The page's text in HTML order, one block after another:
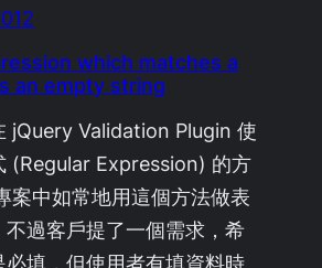
which matches a
an empty string
jQuery Validation Plugin 使
(Regular Expression) 的方
案中如常地用這個方法做表
過客戶提了一個需求，希
填，但使用者有填資料時